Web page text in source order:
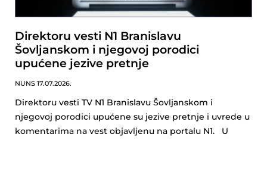
Direktoru vesti N1 Branislavu
Šovljanskom i njegovoj porodici
upućene jezive pretnje
NUNS 17.07.2026.
Direktoru vesti TV N1 Branislavu Šovljanskom i
njegovoj porodici upućene su jezive pretnje i uvrede u
komentarima na vest objavljenu na portalu N1. U